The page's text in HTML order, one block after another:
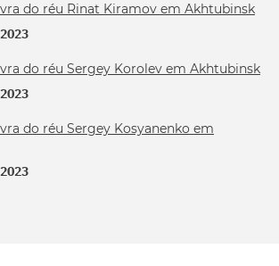
do réu Rinat Kiramov em Akhtubinsk
do réu Sergey Korolev em Akhtubinsk
do réu Sergey Kosyanenko em